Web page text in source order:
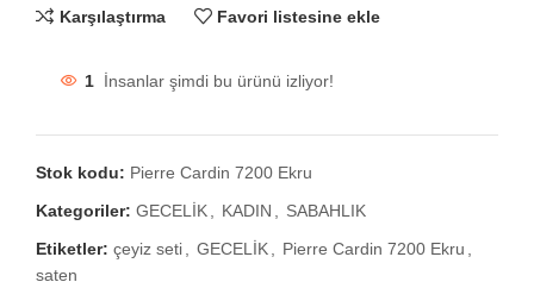
Karşılaştırma Favori listesine ekle
1 İnsanlar şimdi bu ürünü izliyor!
Stok kodu: Pierre Cardin 7200 Ekru
Kategoriler: GECELİK KADIN
SABAHLIK
Etiketler: çeyiz seti GECELİK Pierre Cardin 7200 Ekru
saten